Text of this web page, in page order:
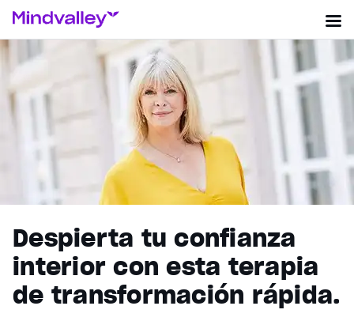
Despierta tu confianza
interior con esta terapia
de transformación rápida.